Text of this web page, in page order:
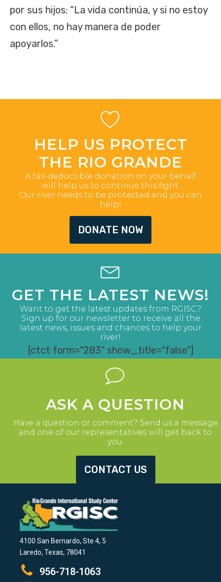
por sus hijos: “La vida continúa, y si no estoy
con ellos, no hay manera de poder
apoyarlos.”
HELP US PROTECT
THE RIO GRANDE
A tax-deductible donation on your behalf
will help us to continue this fight.
Our river needs to be protected and you can
help!
DONATE NOW
GET THE LATEST NEWS!
Want to get the latest updates from RGISC?
Sign up for our newsletter to receive all the
latest news, issues and chances to help your
river!
[ctct form="283" show_title="false"]
ASK A QUESTION
Have a question or comment? Send us a message
and one of our representatives will get back to
you.
CONTACT US
4100 San Bernardo, Ste 4, 5
Laredo, Texas, 78041
956-718-1063